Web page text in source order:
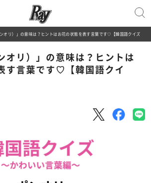
ンオリ）」の意味は？ヒントはお花の状態を表す言葉です♡【韓国語クイズ】
オリ）」の意味は？ヒントは
す言葉です♡【韓国語クイ